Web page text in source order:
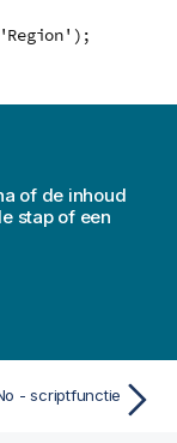
of de inhoud
stap of een
- scriptfunctie